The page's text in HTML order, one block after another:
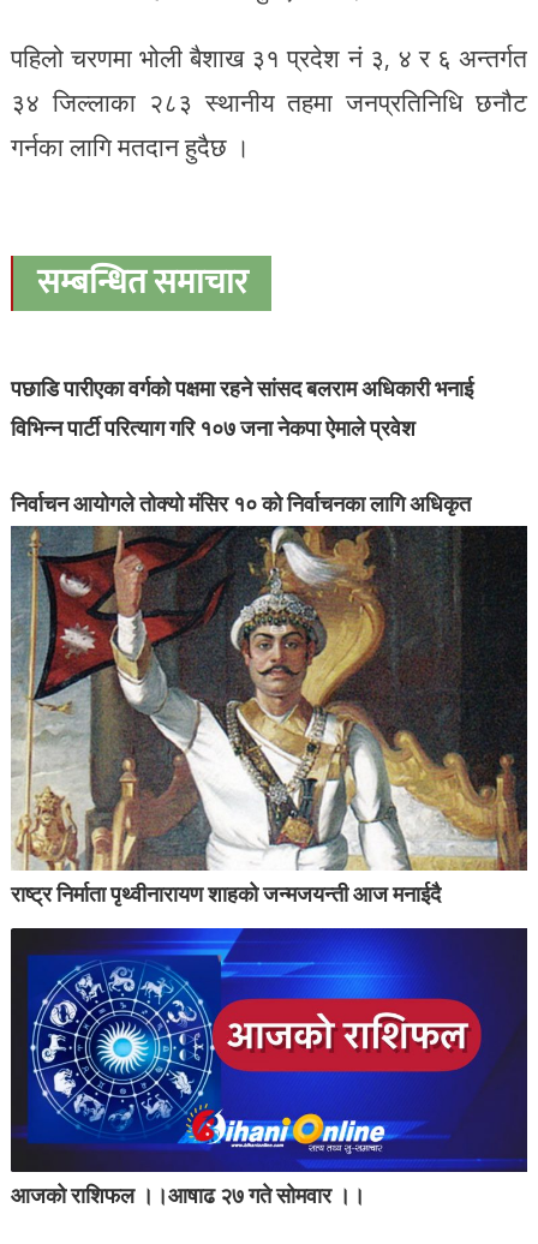
पहिलो चरणमा भोली बैशाख ३१ प्रदेश नं ३, ४ र ६ अन्तर्गत
३४ जिल्लाका २८३ स्थानीय तहमा जनप्रतिनिधि छनौट
गर्नका लागि मतदान हुदैछ ।
सम्बन्धित समाचार
पछाडि पारीएका वर्गको पक्षमा रहने सांसद बलराम अधिकारी भनाई
विभिन्न पार्टी परित्याग गरि १०७ जना नेकपा ऐमाले प्रवेश
निर्वाचन आयोगले तोक्यो मंसिर १० को निर्वाचनका लागि अधिकृत
राष्ट्र निर्माता पृथ्वीनारायण शाहको जन्मजयन्ती आज मनाईदै
आजको राशिफल ।।आषाढ २७ गते सोमवार ।।